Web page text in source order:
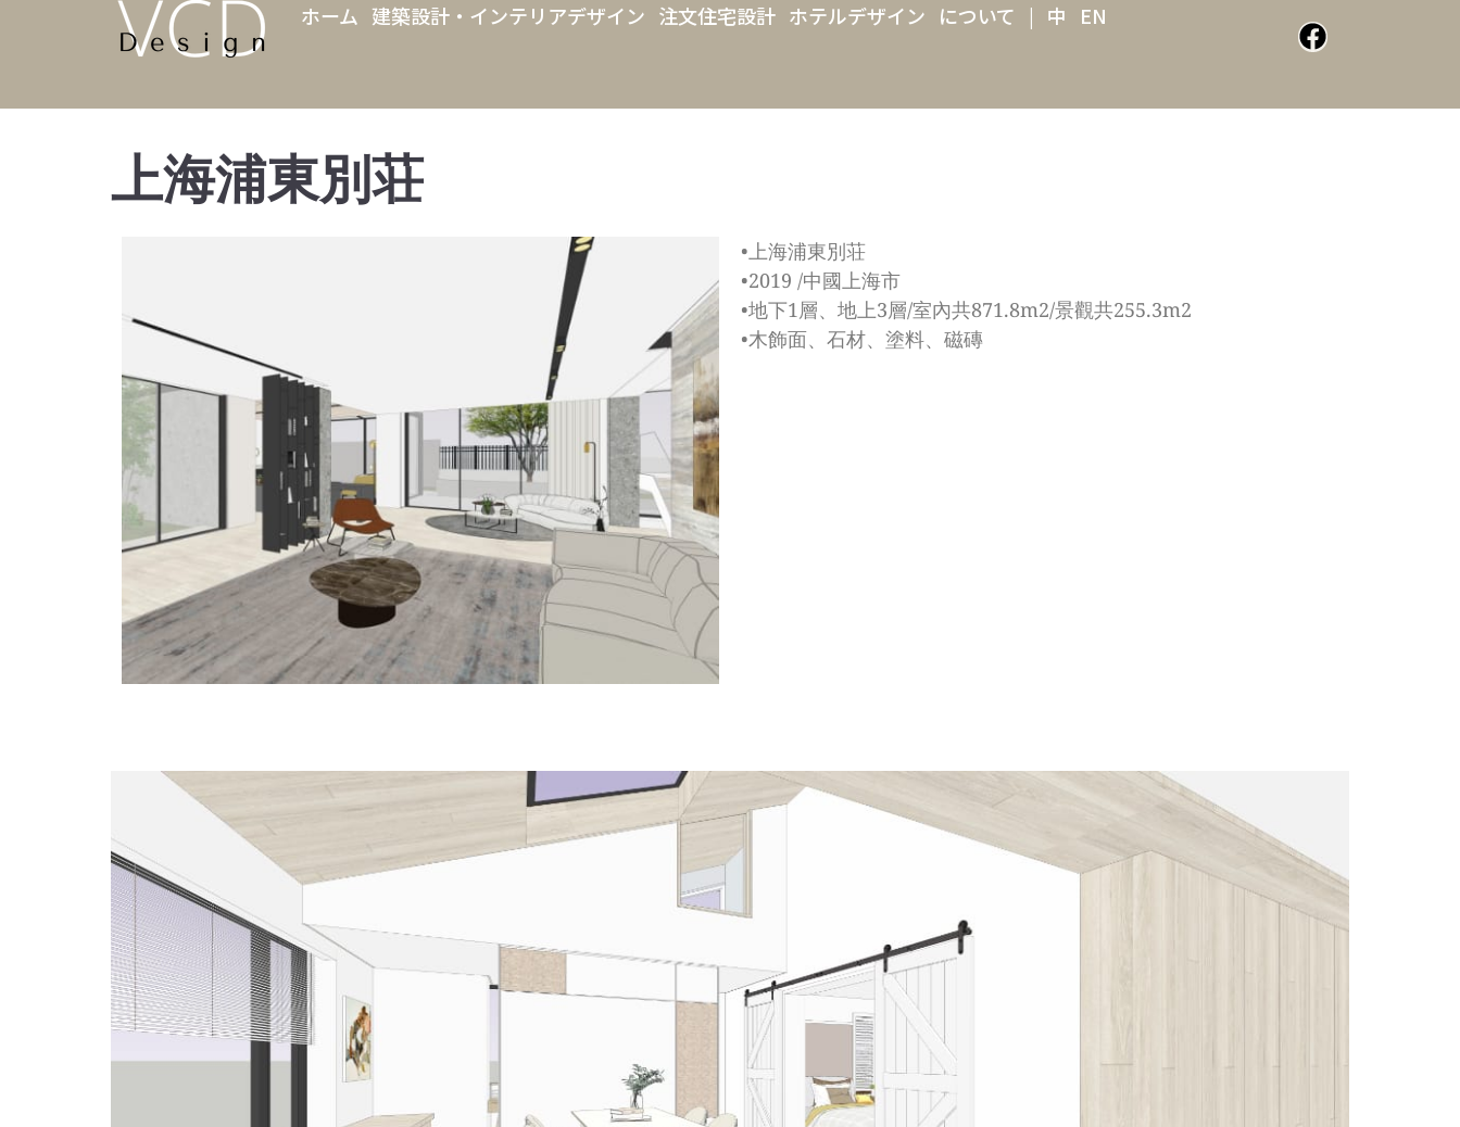
ホーム 建築設計・インテリアデザイン 注文住宅設計 ホテルデザイン について | 中 EN
上海浦東別荘
•上海浦東別荘
•2019 /中國上海市
•地下1層、地上3層/室內共871.8m2/景觀共255.3m2
•木飾面、石材、塗料、磁磚